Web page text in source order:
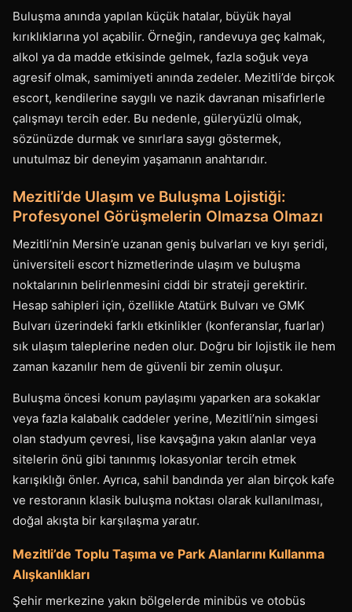
Buluşma anında yapılan küçük hatalar, büyük hayal
kırıklıklarına yol açabilir. Örneğin, randevuya geç kalmak,
alkol ya da madde etkisinde gelmek, fazla soğuk veya
agresif olmak, samimiyeti anında zedeler. Mezitli’de birçok
escort, kendilerine saygılı ve nazik davranan misafirlerle
çalışmayı tercih eder. Bu nedenle, güleryüzlü olmak,
sözünüzde durmak ve sınırlara saygı göstermek,
unutulmaz bir deneyim yaşamanın anahtarıdır.
Mezitli’de Ulaşım ve Buluşma Lojistiği:
Profesyonel Görüşmelerin Olmazsa Olmazı
Mezitli’nin Mersin’e uzanan geniş bulvarları ve kıyı şeridi,
üniversiteli escort hizmetlerinde ulaşım ve buluşma
noktalarının belirlenmesini ciddi bir strateji gerektirir.
Hesap sahipleri için, özellikle Atatürk Bulvarı ve GMK
Bulvarı üzerindeki farklı etkinlikler (konferanslar, fuarlar)
sık ulaşım taleplerine neden olur. Doğru bir lojistik ile hem
zaman kazanılır hem de güvenli bir zemin oluşur.
Buluşma öncesi konum paylaşımı yaparken ara sokaklar
veya fazla kalabalık caddeler yerine, Mezitli’nin simgesi
olan stadyum çevresi, lise kavşağına yakın alanlar veya
sitelerin önü gibi tanınmış lokasyonlar tercih etmek
karışıklığı önler. Ayrıca, sahil bandında yer alan birçok kafe
ve restoranın klasik buluşma noktası olarak kullanılması,
doğal akışta bir karşılaşma yaratır.
Mezitli’de Toplu Taşıma ve Park Alanlarını Kullanma
Alışkanlıkları
Şehir merkezine yakın bölgelerde minibüs ve otobüs